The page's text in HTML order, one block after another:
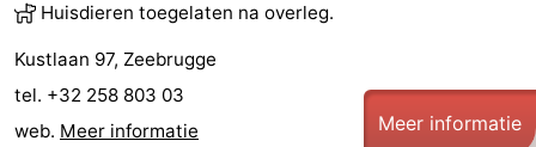
Huisdieren toegelaten na overleg.
Kustlaan 97, Zeebrugge
tel. +32 258 803 03
web. Meer informatie Meer informatie